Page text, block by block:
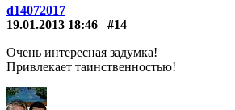
d14072017
19.01.2013 18:46
#14
Очень интересная задумка!
Привлекает таинственностью!